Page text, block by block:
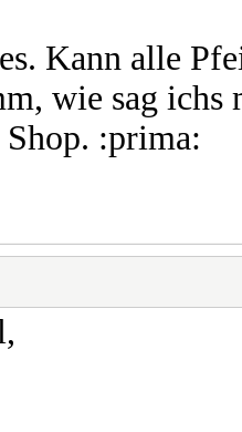
Kann alle
wie sag ichs
:prima: